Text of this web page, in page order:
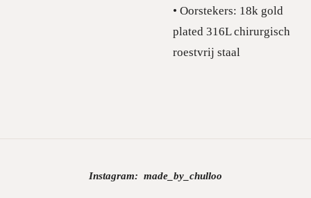
• Oorstekers: 18k gold
plated 316L chirurgisch
roestvrij staal
Instagram: made_by_chulloo